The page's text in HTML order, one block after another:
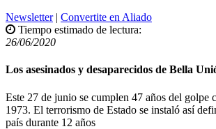
Newsletter| Convertite en Aliado
Tiempo estimado de lectura:
26/06/2020
Los asesinados y desaparecidos de Bella
Este 27 de junio se cumplen 47 años del golpe
1973. El terrorismo de Estado se instaló así
país durante 12 años